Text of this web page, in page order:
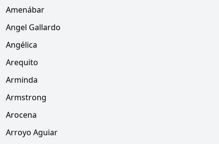
Amenábar
Angel Gallardo
Angélica
Arequito
Arminda
Armstrong
Arocena
Arroyo Aguiar